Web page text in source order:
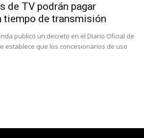
de TV podrán pagar
tiempo de transmisión
publicó un decreto en el Diario Oficial de
establece que los concesionarios de uso